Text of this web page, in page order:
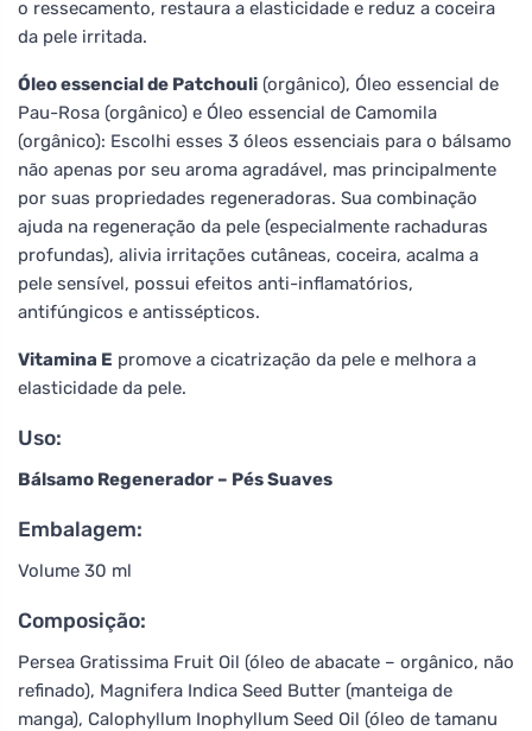
o ressecamento, restaura a elasticidade e reduz a coceira
da pele irritada.
Óleo essencial de Patchouli (orgânico), Óleo essencial de
Pau-Rosa (orgânico) e Óleo essencial de Camomila
(orgânico): Escolhi esses 3 óleos essenciais para o bálsamo
não apenas por seu aroma agradável, mas principalmente
por suas propriedades regeneradoras. Sua combinação
ajuda na regeneração da pele (especialmente rachaduras
profundas), alivia irritações cutâneas, coceira, acalma a
pele sensível, possui efeitos anti-inflamatórios,
antifúngicos e antissépticos.
Vitamina E promove a cicatrização da pele e melhora a
elasticidade da pele.
Uso:
Bálsamo Regenerador – Pés Suaves
Embalagem:
Volume 30 ml
Composição:
Persea Gratissima Fruit Oil (óleo de abacate – orgânico, não
refinado), Magnifera Indica Seed Butter (manteiga de
manga), Calophyllum Inophyllum Seed Oil (óleo de tamanu